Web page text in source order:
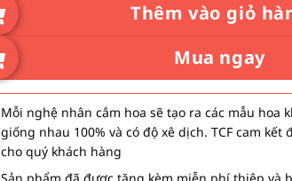
Thêm vào giỏ
Mua ngay
Mỗi nghệ nhân cắm hoa sẽ tạo ra các mẫu hoa
giống nhau 100% và có độ xê dịch. TCF cam kết
cho quý khách hàng